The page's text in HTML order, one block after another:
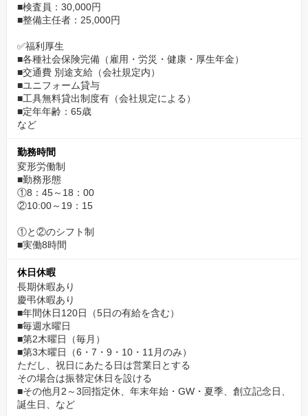
■検査員：30,000円
■整備主任者：25,000円
✅福利厚生
■各種社会保険完備（雇用・労災・健康・厚生年金）
■交通費 別途支給（会社規定内）
■ユニフォーム貸与
■工具無料貸出制度有（会社規定による）
■定年年齢：65歳
など
勤務時間
変形労働制
■勤務形態
①8：45～18：00
②10:00～19：15
①と②のシフト制
■実働8時間
休日休暇
長期休暇あり
慶弔休暇あり
■年間休日120日（5日の有給を含む）
■毎週水曜日
■第2木曜日（毎月）
■第3木曜日（6・7・9・10・11月のみ）
ただし、祝日にあたる日は営業日とする
その場合は振替定休日を設ける
■その他月2～3回指定休、年末年始・GW・夏季、創立記念日、
誕生日、など